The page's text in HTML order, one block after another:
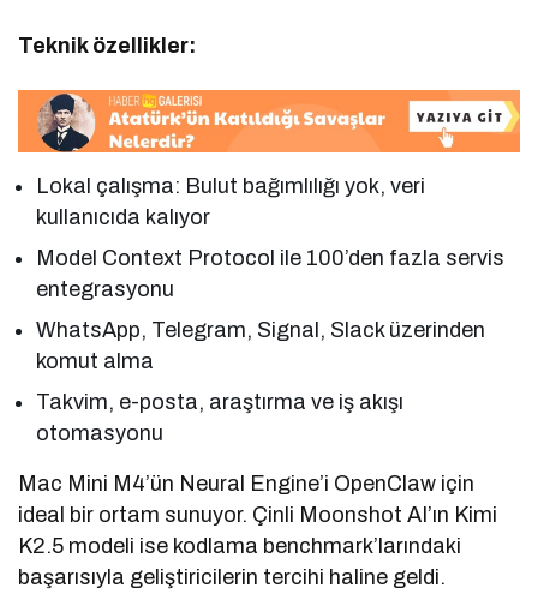
Teknik özellikler:
Lokal çalışma: Bulut bağımlılığı yok, veri
kullanıcıda kalıyor
Model Context Protocol ile 100’den fazla servis
entegrasyonu
WhatsApp, Telegram, Signal, Slack üzerinden
komut alma
Takvim, e-posta, araştırma ve iş akışı
otomasyonu
Mac Mini M4’ün Neural Engine’i OpenClaw için
ideal bir ortam sunuyor. Çinli Moonshot AI’ın Kimi
K2.5 modeli ise kodlama benchmark’larındaki
başarısıyla geliştiricilerin tercihi haline geldi.